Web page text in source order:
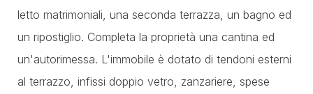
letto matrimoniali, una seconda terrazza, un bagno ed
un ripostiglio. Completa la proprietà una cantina ed
un'autorimessa. L'immobile è dotato di tendoni esterni
al terrazzo, infissi doppio vetro, zanzariere, spese